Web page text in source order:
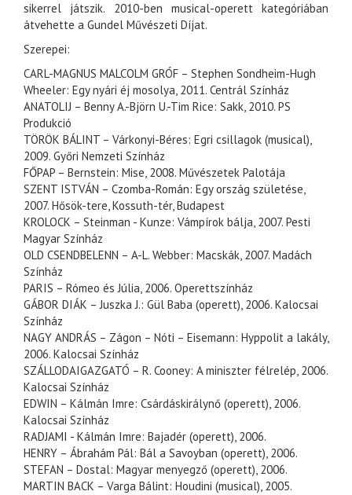
sikerrel játszik. 2010-ben musical-operett kategóriában
átvehette a Gundel Művészeti Díjat.
Szerepei:
CARL-MAGNUS MALCOLM GRÓF – Stephen Sondheim-Hugh
Wheeler: Egy nyári éj mosolya, 2011. Centrál Színház
ANATOLIJ – Benny A.-Björn U.-Tim Rice: Sakk, 2010. PS
Produkció
TÖRÖK BÁLINT – Várkonyi-Béres: Egri csillagok (musical),
2009. Győri Nemzeti Színház
FŐPAP – Bernstein: Mise, 2008. Művészetek Palotája
SZENT ISTVÁN – Czomba-Román: Egy ország születése,
2007. Hősök-tere, Kossuth-tér, Budapest
KROLOCK – Steinman - Kunze: Vámpírok bálja, 2007. Pesti
Magyar Színház
OLD CSENDBELENN – A-L. Webber: Macskák, 2007. Madách
Színház
PARIS – Rómeo és Júlia, 2006. Operettszínház
GÁBOR DIÁK – Juszka J.: Gül Baba (operett), 2006. Kalocsai
Színház
NAGY ANDRÁS – Zágon – Nóti – Eisemann: Hyppolit a lakály,
2006. Kalocsai Színház
SZÁLLODAIGAZGATÓ – R. Cooney: A miniszter félrelép, 2006.
Kalocsai Színház
EDWIN – Kálmán Imre: Csárdáskirálynő (operett), 2006.
Kalocsai Színház
RADJAMI - Kálmán Imre: Bajadér (operett), 2006.
HENRY – Ábrahám Pál: Bál a Savoyban (operett), 2006.
STEFAN – Dostal: Magyar menyegző (operett), 2006.
MARTIN BACK – Varga Bálint: Houdini (musical), 2005.